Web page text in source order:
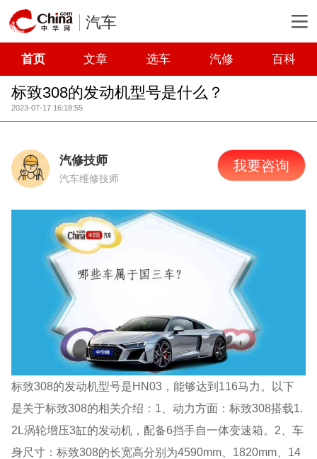
汽车
首页 文章 选车 汽修 百科
标致308的发动机型号是什么？
2023-07-17 16:18:55
汽修技师
汽车维修技师
我要咨询
标致308的发动机型号是HN03，能够达到116马力。以下
是关于标致308的相关介绍：1、动力方面：标致308搭载1.
2L涡轮增压3缸的发动机，配备6挡手自一体变速箱。2、车
身尺寸：标致308的长宽高分别为4590mm、1820mm、14